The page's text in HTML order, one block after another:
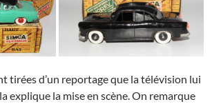
tirées d’un reportage que la télévision lui
explique la mise en scène. On remarque